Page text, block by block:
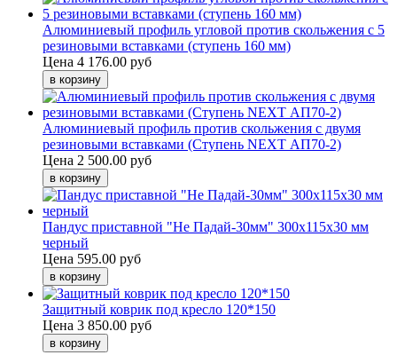
Алюминиевый профиль угловой против скольжения с 5
резиновыми вставками (ступень 160 мм)
Цена 4 176.00 руб
Алюминиевый профиль против скольжения с двумя
резиновыми вставками (Ступень NEXT АП70-2)
Цена 2 500.00 руб
Пандус приставной "Не Падай-30мм" 300х115х30 мм
черный
Цена 595.00 руб
Защитный коврик под кресло 120*150
Цена 3 850.00 руб